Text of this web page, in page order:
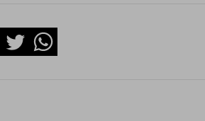
TwitterWhatsapp